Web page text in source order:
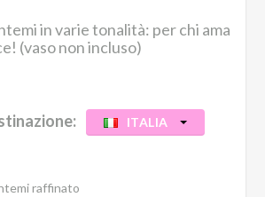
in varie tonalità: per chi ama
(vaso non incluso)
ITALIA
raffinato